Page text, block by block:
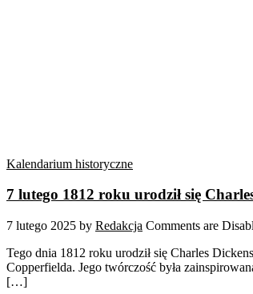
Kalendarium historyczne
7 lutego 1812 roku urodził się
7 lutego 2025 by Redakcja Comments are
Tego dnia 1812 roku urodził się Charles
Copperfielda. Jego twórczość była
[…]